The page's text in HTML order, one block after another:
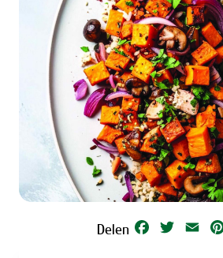
Delen Facebook
Twitter